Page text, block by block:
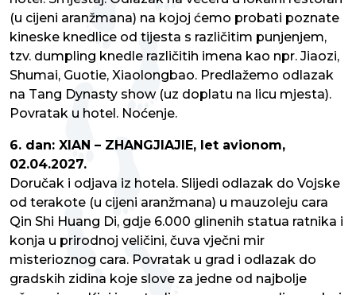
(u cijeni aranžmana) na kojoj ćemo probati poznate
kineske knedlice od tijesta s različitim punjenjem,
tzv. dumpling knedle različitih imena kao npr. Jiaozi,
Shumai, Guotie, Xiaolongbao. Predlažemo odlazak
na Tang Dynasty show (uz doplatu na licu mjesta).
Povratak u hotel. Noćenje.
6. dan: XIAN – ZHANGJIAJIE, let avionom,
02.04.2027.
Doručak i odjava iz hotela. Slijedi odlazak do Vojske
od terakote (u cijeni aranžmana) u mauzoleju cara
Qin Shi Huang Di, gdje 6.000 glinenih statua ratnika i
konja u prirodnoj veličini, čuva vječni mir
misterioznog cara. Povratak u grad i odlazak do
gradskih zidina koje slove za jedne od najbolje